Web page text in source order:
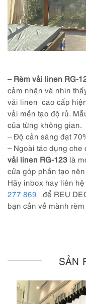
– Rèm vải linen RG-
cảm nhận và nhìn
vải linen cao cấp
vải mền tạo độ rủ.
của từng không gian.
– Độ cản sáng đạt
– Ngoài tác dụng
vải linen RG-123 là
cửa góp phần tạo
Hãy inbox hay liên
277 869
để REU
bạn cần về mành rèm
SẢN